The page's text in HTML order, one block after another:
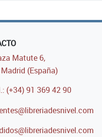
Matute 6,
(España)
(+34) 91 369 42 90